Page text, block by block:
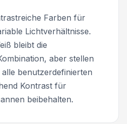
Farben für
Lichtverhältnisse.
bleibt die
aber stellen
alle benutzerdefinierten
Kontrast für
beibehalten.